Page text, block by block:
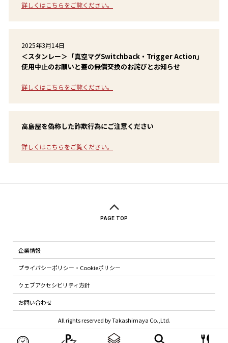
詳しくはこちらをご覧ください。
2025年3月14日
＜スタンレー＞「真空マグSwitchback・Trigger Action」
使用中止のお願いと蓋の無償交換のお詫びとお知らせ
詳しくはこちらをご覧ください。
高島屋を偽称した詐欺行為にご注意ください
詳しくはこちらをご覧ください。
PAGE TOP
企業情報
プライバシーポリシー・Cookieポリシー
ウェブアクセシビリティ方針
お問い合わせ
All rights reserved by Takashimaya Co.,Ltd.